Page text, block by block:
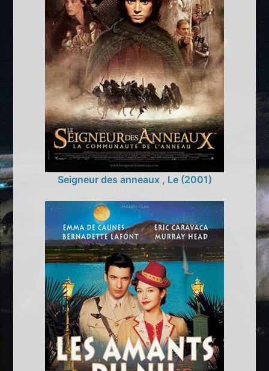
Seigneur des anneaux , Le (2001)